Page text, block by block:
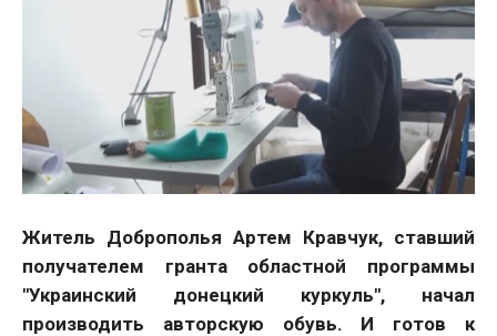
Житель Доброполья Артем Кравчук, ставший
получателем гранта областной программы
"Украинский донецкий куркуль", начал
производить авторскую обувь. И готов к